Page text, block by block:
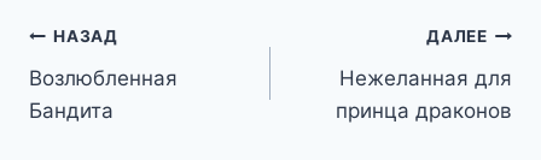
Навигация
по
НАЗАД
Возлюбленная
Бандита
ДАЛЕЕ
Нежеланная для
принца драконов